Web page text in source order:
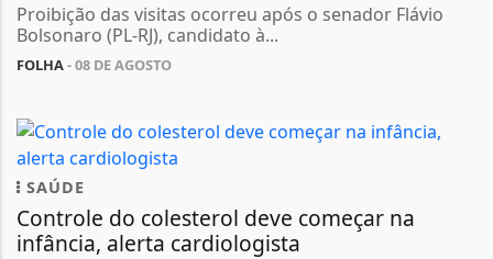
Proibição das visitas ocorreu após o senador Flávio
Bolsonaro (PL-RJ), candidato à...
FOLHA- 08 DE AGOSTO
SAÚDE
Controle do colesterol deve começar na
infância, alerta cardiologista